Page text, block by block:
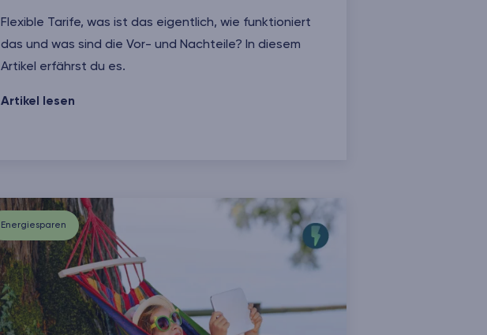
Flexible Tarife, was ist das eigentlich, wie funktioniert
das und was sind die Vor- und Nachteile? In diesem
Artikel erfährst du es.
Flexible Stromtarife
Artikel lesen
Energiesparen